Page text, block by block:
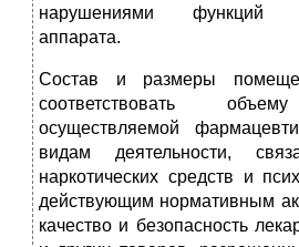
нарушениями функций
аппарата.
Состав и размеры
соответствовать
осуществляемой
видам деятельности,
наркотических средств и
действующим нормативным
качество и безопасность